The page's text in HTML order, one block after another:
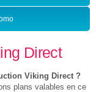
Direct
Viking Direct ?
plans valables en ce